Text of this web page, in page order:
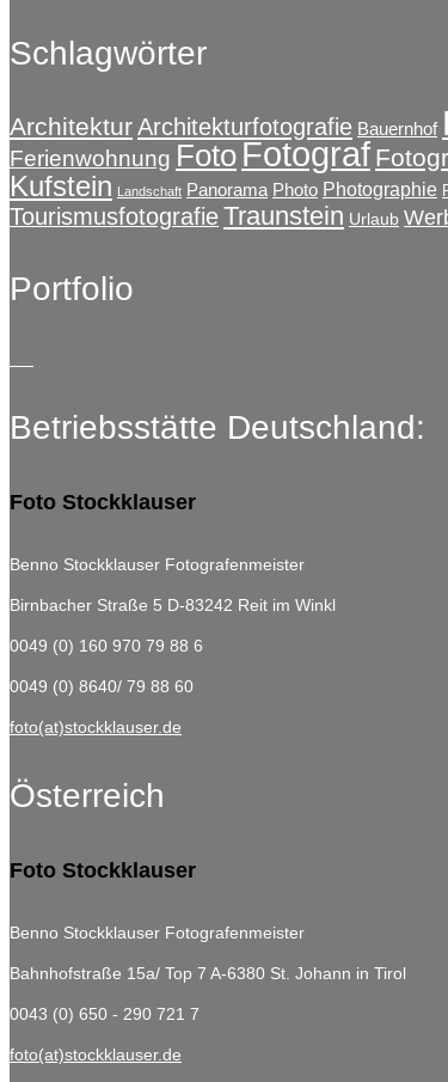
Schlagwörter
ArchitekturArchitekturfotografie Bauernhof
Ferienwohnung Foto Fotograf
Kufstein Landschaft Panorama Photo Photographie
TourismusfotografieTraunstein Urlaub
Portfolio
Betriebsstätte Deutschland:
Foto Stockklauser
Benno Stockklauser Fotografenmeister
Birnbacher Straße 5 D-83242 Reit im Winkl
0049 (0) 160 970 79 88 6
0049 (0) 8640/ 79 88 60
foto(at)stockklauser.de
Österreich
Foto Stockklauser
Benno Stockklauser Fotografenmeister
Bahnhofstraße 15a/ Top 7 A-6380 St. Johann in Tirol
0043 (0) 650 - 290 721 7
foto(at)stockklauser.de